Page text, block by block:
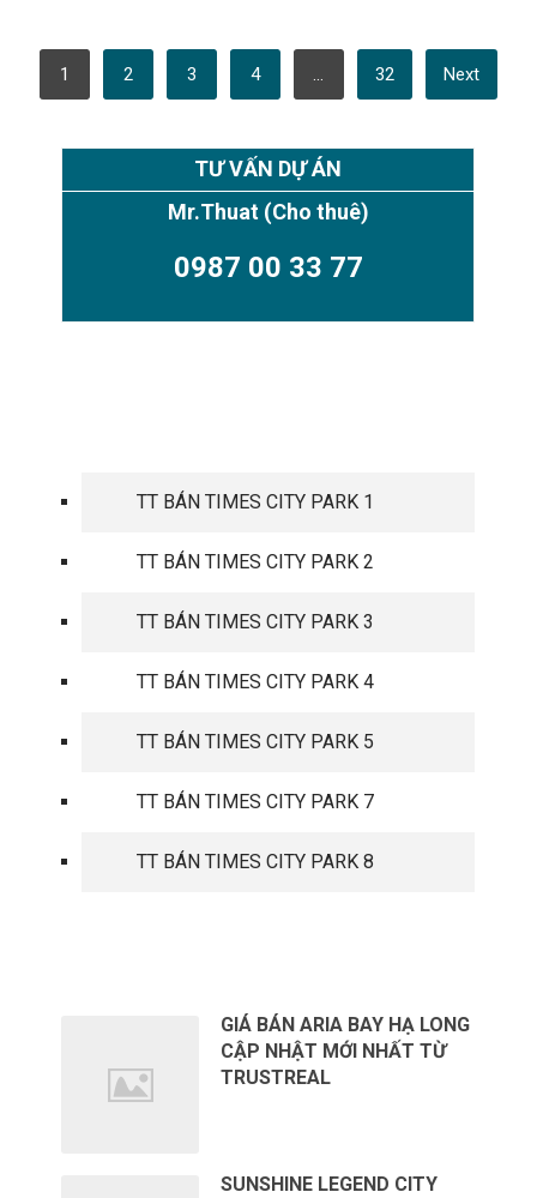
POSTS
PAGINATION
1 2 3 4 … 32 Next
TƯ VẤN DỰ ÁN
Mr.Thuat (Cho thuê)
0987 00 33 77
TT BÁN TIMES CITY PARK 1
TT BÁN TIMES CITY PARK 2
TT BÁN TIMES CITY PARK 3
TT BÁN TIMES CITY PARK 4
TT BÁN TIMES CITY PARK 5
TT BÁN TIMES CITY PARK 7
TT BÁN TIMES CITY PARK 8
GIÁ BÁN ARIA BAY HẠ LONG
CẬP NHẬT MỚI NHẤT TỪ
TRUSTREAL
SUNSHINE LEGEND CITY